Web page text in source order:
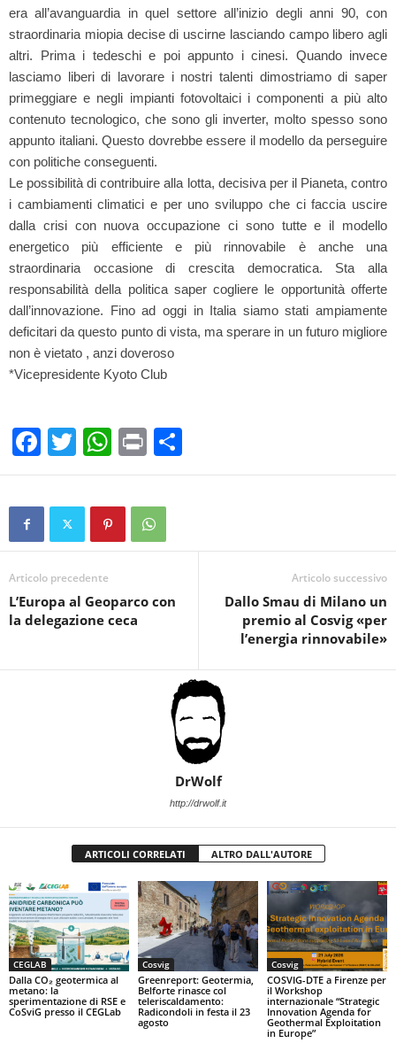
era all’avanguardia in quel settore all’inizio degli anni 90, con
straordinaria miopia decise di uscirne lasciando campo libero agli
altri. Prima i tedeschi e poi appunto i cinesi. Quando invece
lasciamo liberi di lavorare i nostri talenti dimostriamo di saper
primeggiare e negli impianti fotovoltaici i componenti a più alto
contenuto tecnologico, che sono gli inverter, molto spesso sono
appunto italiani. Questo dovrebbe essere il modello da perseguire
con politiche conseguenti.
Le possibilità di contribuire alla lotta, decisiva per il Pianeta, contro
i cambiamenti climatici e per uno sviluppo che ci faccia uscire
dalla crisi con nuova occupazione ci sono tutte e il modello
energetico più efficiente e più rinnovabile è anche una
straordinaria occasione di crescita democratica. Sta alla
responsabilità della politica saper cogliere le opportunità offerte
dall’innovazione. Fino ad oggi in Italia siamo stati ampiamente
deficitari da questo punto di vista, ma sperare in un futuro migliore
non è vietato , anzi doveroso
*Vicepresidente Kyoto Club
F
a
c
b
o
o
T
wi
tt
W
h
at
s
A
p
Pr
in
t
o
vi
Articolo precedente
L’Europa al Geoparco con
la delegazione ceca
Articolo successivo
Dallo Smau di Milano un
premio al Cosvig «per
l’energia rinnovabile»
DrWolf
http://drwolf.it
ARTICOLI CORRELATI ALTRO DALL'AUTORE
CEGLAB
Dalla CO₂ geotermica al
metano: la
sperimentazione di RSE e
CoSviG presso il CEGLab
Cosvig
Greenreport: Geotermia,
Belforte rinasce col
teleriscaldamento:
Radicondoli in festa il 23
agosto
Cosvig
COSVIG-DTE a Firenze per
il Workshop
internazionale “Strategic
Innovation Agenda for
Geothermal Exploitation
in Europe”